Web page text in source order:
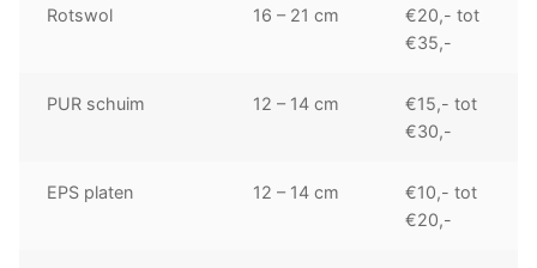
Rotswol 16 – 21 cm
€20,- tot
€35,-
PUR schuim 12 – 14 cm
€15,- tot
€30,-
EPS platen 12 – 14 cm
€10,- tot
€20,-